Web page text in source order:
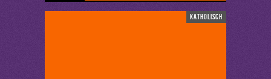
katholisch